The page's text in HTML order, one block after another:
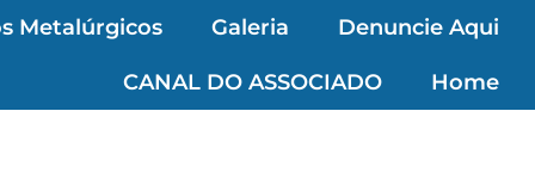
Metalúrgicos Galeria Denuncie Aqui
CANAL DO ASSOCIADO Home